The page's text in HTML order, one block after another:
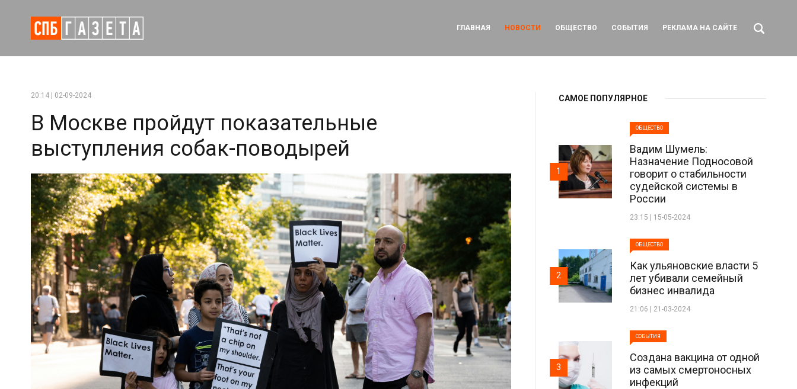
ГЛАВНАЯ НОВОСТИ ОБЩЕСТВО СОБЫТИЯ РЕКЛАМА НА САЙТЕ
20:14 | 02-09-2024
В Москве пройдут показательные
выступления собак-поводырей
САМОЕ ПОПУЛЯРНОЕ
ОБЩЕСТВО
Вадим Шумель:
Назначение Подносовой
говорит о стабильности
судейской системы в
России
23:15 | 15-05-2024
1
ОБЩЕСТВО
Как ульяновские власти 5
лет убивали семейный
бизнес инвалида
21:06 | 21-03-2024
2
СОБЫТИЯ
Создана вакцина от одной
из самых смертоносных
инфекций
3